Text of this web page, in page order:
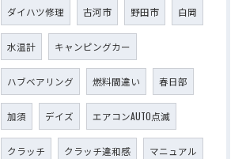
ダイハツ修理 古河市 野田市 白岡
水温計 キャンピングカー
ハブベアリング 燃料間違い 春日部
加須 デイズ エアコンAUTO点滅
クラッチ クラッチ違和感 マニュアル